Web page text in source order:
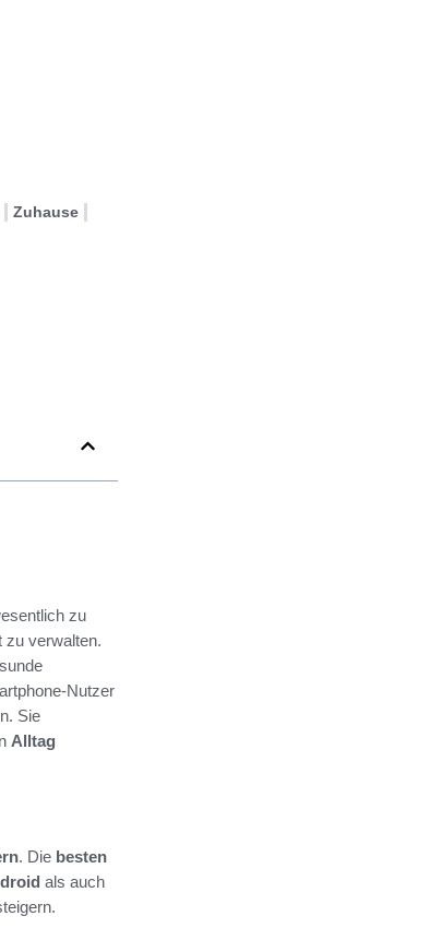
Zuhause
zu
zu verwalten.
Nutzer
Sie
Alltag
. Die besten
als auch